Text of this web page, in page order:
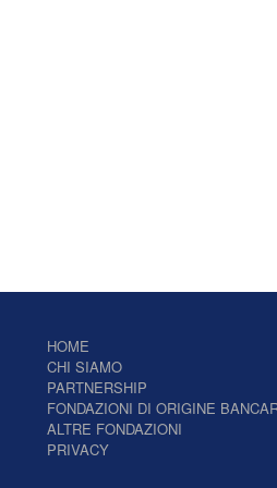
HOME
CHI SIAMO
PARTNERSHIP
FONDAZIONI DI ORIGINE
ALTRE FONDAZIONI
PRIVACY